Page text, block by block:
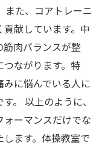
また、コアトレーニ
献しています。中
肉バランスが整
ながります。特
に悩んでいる人に
。 以上のように、
ーマンスだけでな
ます。体操教室で